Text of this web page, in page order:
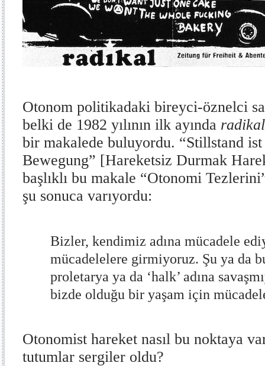
Otonom politikadaki bireyci-öznelci
belki de 1982 yılının ilk ayında radikal
bir makalede buluyordu. “Stillstand ist
Bewegung” [Hareketsiz Durmak
başlıklı bu makale “Otonomi
şu sonuca varıyordu:
Bizler, kendimiz adına mücadele
mücadelelere girmiyoruz. Şu ya da
proletarya ya da ‘halk’ adına
bizde olduğu bir yaşam için
Otonomist hareket nasıl bu noktaya
tutumlar sergiler oldu?